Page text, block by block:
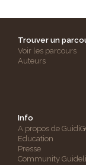
Trouver un
Voir les parcours
Auteurs
Info
A propos de
Education
Presse
Community